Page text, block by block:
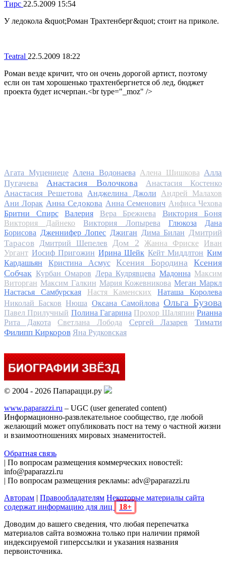
Тирс 22.5.2009 15:54
У ледокола &quot;Роман Трахтенберг&quot; стоит на приколе.
Teatral 22.5.2009 18:22
Роман везде кричит, что он очень дорогой артист, поэтому
если он там хорошенько трахтенбергнется об лед, бюджет
проекта будет исчерпан.<br type="_moz" />
Агата Муцениеце Алена Водонаева Алена Шишкова Алла
Пугачева
Анастасия Волочкова Анастасия Костенко
Анастасия Решетова Анджелина Джоли
Андрей Малахов
Ани Лорак Анна Седокова Анна Семенович Анфиса Чехова
Бритни Спирс
Валерия Вера Брежнева Виктория Боня
Виктория Дайнеко Виктория Лопырева Глюкоза
Дана
Борисова Дженнифер Лопес Джиган Дима Билан Дмитрий
Тарасов
Дмитрий Шепелев Дом 2 Жанна Фриске
Иван
Ургант Иосиф Пригожин Ирина Шейк Кейт Миддлтон Ким
Кардашьян
Кристина Асмус Ксения Бородина
Ксения
Собчак Курбан Омаров Лера Кудрявцева Мадонна Максим
Виторган Максим Галкин Мария Кожевникова Меган Маркл
Настасья Самбурская
Настя Каменских
Наташа Королева
Николай Басков Нюша Оксана Самойлова Ольга Бузова
Павел Прилучный Полина Гагарина Прохор Шаляпин Рианна
Рита Дакота
Светлана Лобода Сергей Лазарев
Тимати
Филипп Киркоров Яна Рудковская
© 2004 - 2026 Папарацци.ру
www.paparazzi.ru – UGC (user generated content)
Информационно-развлекательное сообщество, где любой
желающий может опубликовать пост на тему о частной жизни
и взаимоотношениях мировых знаменитостей.
Обратная связь
| По вопросам размещения коммерческих новостей:
info@paparazzi.ru
| По вопросам размещения рекламы: adv@paparazzi.ru
Авторам | Правообладателям Некоторые материалы сайта
содержат информацию для лиц
18+
Доводим до вашего сведения, что любая перепечатка
материалов сайта возможна только при наличии прямой
индексируемой гиперссылки и указания названия
первоисточника.